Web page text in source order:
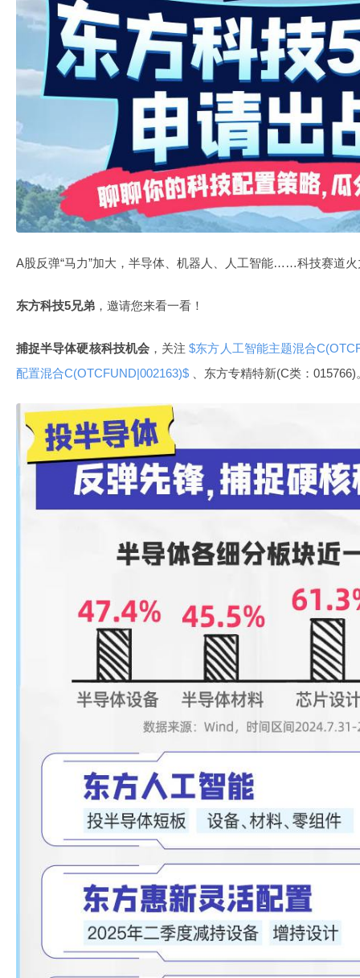
A股反弹“马力”加大，半导体、机器人、人工智能……科技赛道
东方科技5兄弟 ，邀请您来看一看！
捕捉半导体硬核科技机会，关注 $东方人工智能主题混合
配置混合C(OTCFUND|002163)$
、东方专精特新(C类：015766)